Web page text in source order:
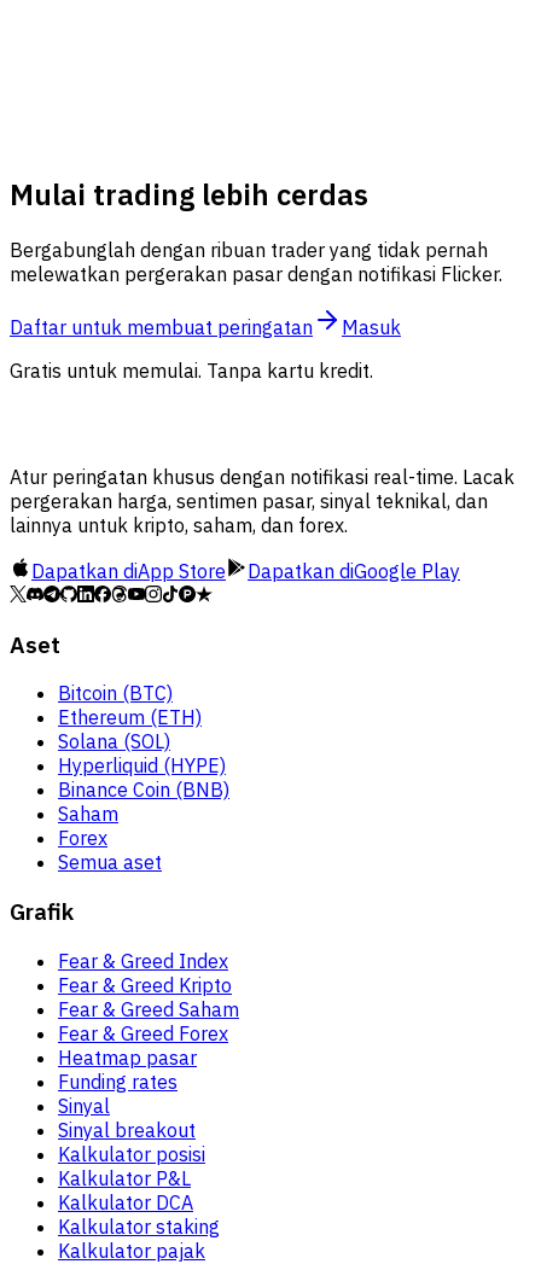
Mulai trading lebih cerdas
Bergabunglah dengan ribuan trader yang tidak pernah
melewatkan pergerakan pasar dengan notifikasi Flicker.
Daftar untuk membuat peringatan
Masuk
Gratis untuk memulai. Tanpa kartu kredit.
Atur peringatan khusus dengan notifikasi real-time. Lacak
pergerakan harga, sentimen pasar, sinyal teknikal, dan
lainnya untuk kripto, saham, dan forex.
Dapatkan diApp Store Dapatkan diGoogle Play
Aset
Bitcoin (BTC)
Ethereum (ETH)
Solana (SOL)
Hyperliquid (HYPE)
Binance Coin (BNB)
Saham
Forex
Semua aset
Grafik
Fear & Greed Index
Fear & Greed Kripto
Fear & Greed Saham
Fear & Greed Forex
Heatmap pasar
Funding rates
Sinyal
Sinyal breakout
Kalkulator posisi
Kalkulator P&L
Kalkulator DCA
Kalkulator staking
Kalkulator pajak